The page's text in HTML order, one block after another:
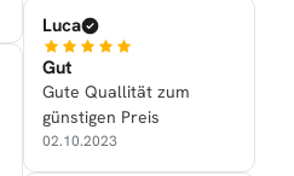
Luca
Gut
Gute Quallität zum
günstigen Preis
02.10.2023